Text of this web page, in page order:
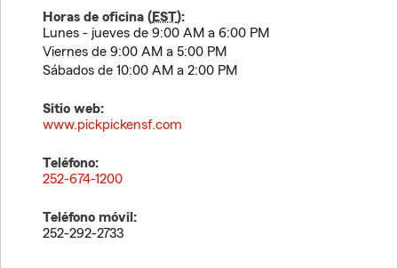
Horas de oficina (EST):
Lunes - jueves de 9:00 AM a 6:00 PM
Viernes de 9:00 AM a 5:00 PM
Sábados de 10:00 AM a 2:00 PM
Sitio web:
www.pickpickensf.com
Teléfono:
252-674-1200
Teléfono móvil:
252-292-2733